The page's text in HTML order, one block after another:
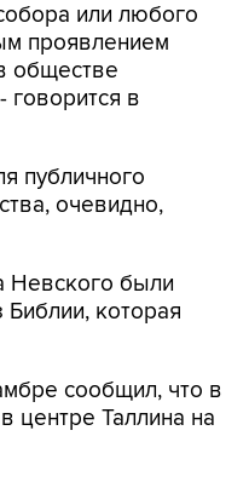
или любого
проявлением
обществе
в
публичного
очевидно,
Невского были
которая
сообщил, что в
центре Таллина на